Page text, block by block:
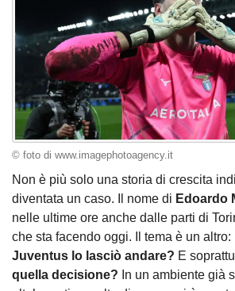
© foto di www.imagephotoagency.it
Non è più solo una storia di crescita
diventata un caso. Il nome di Edoardo
nelle ultime ore anche dalle parti di
che sta facendo oggi. Il tema è un altro:
Juventus lo lasciò andare? E
quella decisione? In un ambiente già